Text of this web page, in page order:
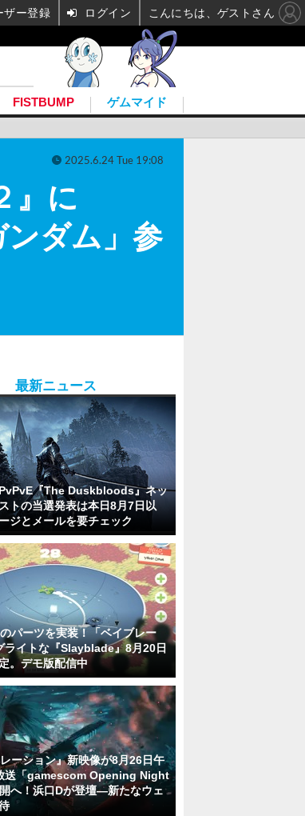
FISTBUMP ゲムマイド
』に
ンダム」参
2025.6.24 Tue 19:08
最新ニュース
『The Duskbloods』ネッ
トの当選発表は本日8月7日以
ジとメールを要チェック
パーツを実装！「ベイブレー
ライトな『Slayblade』8月20日
。デモ版配信中
ーション』新映像が8月26日午
送「gamescom Opening Night
へ！浜口Dが登壇―新たなウェ
ザー登録 ログイン こんにちは、ゲストさん